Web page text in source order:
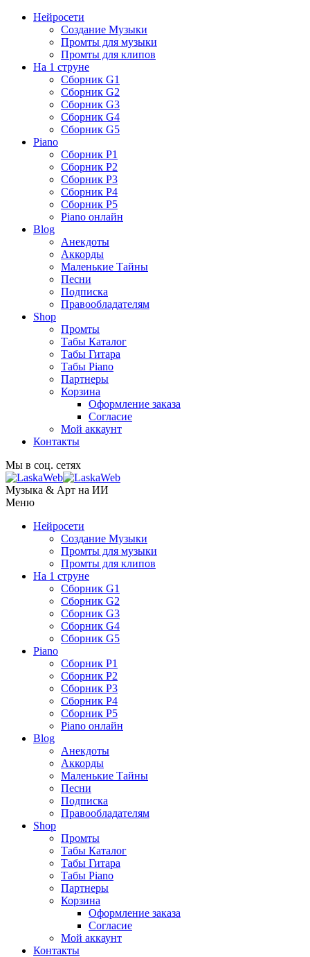
Нейросети
Создание Музыки
Промты для музыки
Промты для клипов
На 1 струне
Сборник G1
Сборник G2
Сборник G3
Сборник G4
Сборник G5
Piano
Сборник P1
Сборник P2
Сборник P3
Сборник P4
Сборник P5
Piano онлайн
Blog
Анекдоты
Аккорды
Маленькие Тайны
Песни
Подписка
Правообладателям
Shop
Промты
Табы Каталог
Табы Гитара
Табы Piano
Партнеры
Корзина
Оформление заказа
Согласие
Мой аккаунт
Контакты
Мы в соц. сетях
Музыка & Арт на ИИ
Меню
Нейросети
Создание Музыки
Промты для музыки
Промты для клипов
На 1 струне
Сборник G1
Сборник G2
Сборник G3
Сборник G4
Сборник G5
Piano
Сборник P1
Сборник P2
Сборник P3
Сборник P4
Сборник P5
Piano онлайн
Blog
Анекдоты
Аккорды
Маленькие Тайны
Песни
Подписка
Правообладателям
Shop
Промты
Табы Каталог
Табы Гитара
Табы Piano
Партнеры
Корзина
Оформление заказа
Согласие
Мой аккаунт
Контакты